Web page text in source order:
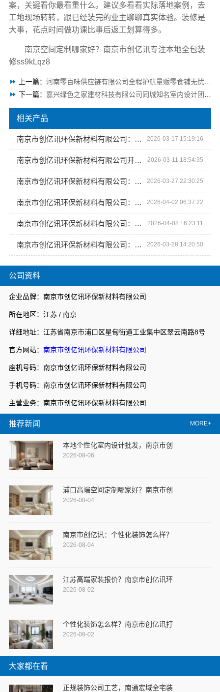
公司资料
企业品牌：南京市创亿讯环保新材料有限公司
所在地区：江苏 / 南京
详细地址：江苏省南京市浦口区星甸街道工业集中区翠云南路8号
官方网站： 南京市创亿讯环保新材料有限公司
座机号码：南京市创亿讯环保新材料有限公司
手机号码：南京市创亿讯环保新材料有限公司
主营业务：南京市创亿讯环保新材料有限公司
推荐新闻 MORE+
本地个性化室内设计批发，南京市创
2026-08-06
浦口高端空间定制哪家好？南京市创
2026-08-04
南京市创亿讯：个性化装饰怎么样？
2026-08-04
江苏高端家装报价？南京市创亿讯环
2026-08-02
个性化装饰怎么样？南京市创亿讯打
2026-08-02
大家都在看
正规装饰公司工艺，南通宏域全宅装
案，关键看你最看重什么。建议多看看实际落地案例，去
工地现场转转，跟已经装完的业主聊聊真实体验。装修是
大事，花点时间做功课比事后返工划算得多。
南京空间定制哪家好？南京市创亿讯专注本地全包装
修ss9kLqz8
上一篇： 河南零百味供应链有限公司全程护航量贩零食铺无忧经营
下一篇： 嘉兴绿色之家建材科技有限公司同城知名室内设计团队高端定制
相关产品
南京市创亿讯环保新材料有限公司：高端定制，环保空间的未来 2026-03-17 15:19:16
南京市创亿讯环保新材料有限公司开启空间定制新纪元 2026-03-11 18:54:35
南京市创亿讯环保新材料有限公司：引领空间定制新潮流 2026-03-27 22:30:25
南京市创亿讯环保新材料有限公司：重塑空间定制的高端体验 2026-04-02 06:37:22
南京市创亿讯环保新材料有限公司：高端空间定制专家 2026-04-08 16:23:11
南京市创亿讯环保新材料有限公司：高端定制，定义未来空间美学 2026-03-28 14:20:50